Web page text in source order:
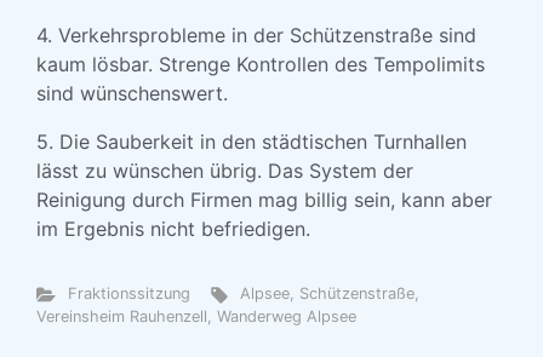
4. Verkehrsprobleme in der Schützenstraße sind
kaum lösbar. Strenge Kontrollen des Tempolimits
sind wünschenswert.
5. Die Sauberkeit in den städtischen Turnhallen
lässt zu wünschen übrig. Das System der
Reinigung durch Firmen mag billig sein, kann aber
im Ergebnis nicht befriedigen.
Fraktionssitzung Alpsee, Schützenstraße,
Vereinsheim Rauhenzell, Wanderweg Alpsee